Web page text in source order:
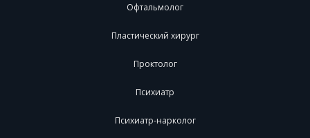
Офтальмолог
Пластический хирург
Проктолог
Психиатр
Психиатр-нарколог